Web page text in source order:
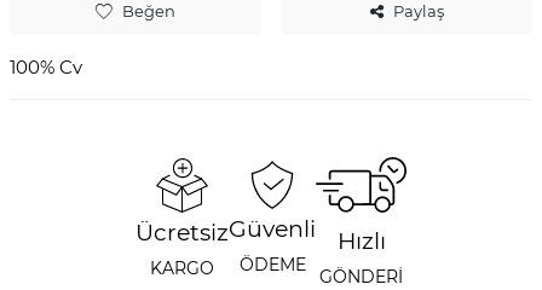
Beğen Paylaş
100% Cv
Ücretsiz
KARGO
Güvenli
ÖDEME
Hızlı
GÖNDERİ